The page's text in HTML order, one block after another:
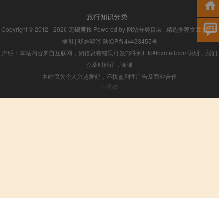
旅行知识分类
Copyright © 2012 - 2026 无锡青旅 Powered by 网站分类目录 | 精选推荐文章 |网站
地图 | 疑难解答 陕ICP备44433455号
声明：本站内容来自互联网，如信息有错误可发邮件到f_fb#foxmail.com说明，我们
会及时纠正，谢谢
本站仅为个人兴趣爱好，不接盈利性广告及商业合作
小男孩